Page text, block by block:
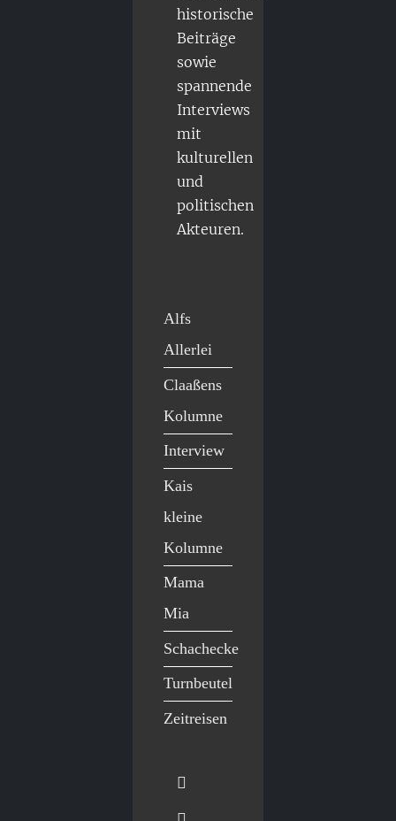
historische
Beiträge
sowie
spannende
Interviews
mit
kulturellen
und
politischen
Akteuren.
Alfs
Allerlei
Claaßens
Kolumne
Interview
Kais
kleine
Kolumne
Mama
Mia
Schachecke
Turnbeutel
Zeitreisen